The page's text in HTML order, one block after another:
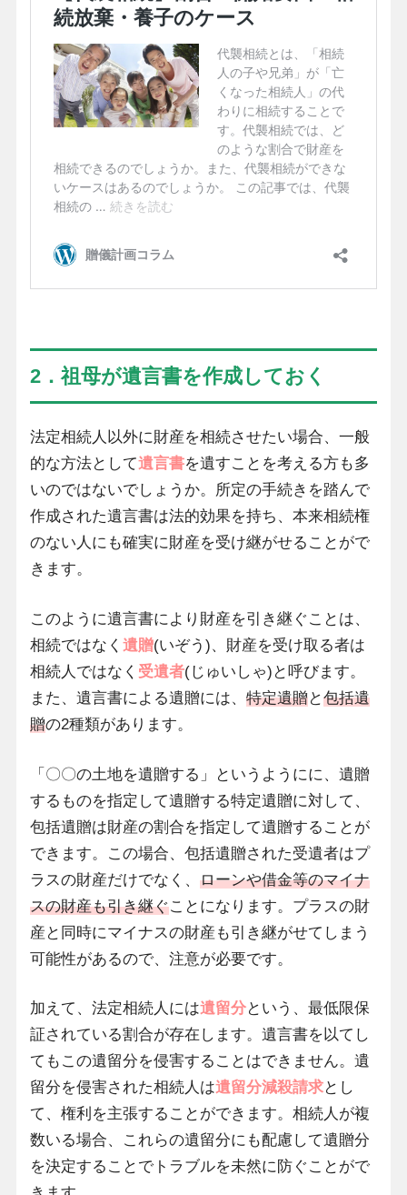
2．祖母が遺言書を作成しておく
法定相続人以外に財産を相続させたい場合、一般
的な方法として遺言書を遺すことを考える方も多
いのではないでしょうか。所定の手続きを踏んで
作成された遺言書は法的効果を持ち、本来相続権
のない人にも確実に財産を受け継がせることがで
きます。
このように遺言書により財産を引き継ぐことは、
相続ではなく 遺贈(いぞう)、財産を受け取る者は
相続人ではなく 受遺者(じゅいしゃ)と呼びます。
また、遺言書による遺贈には、 特定遺贈と包括遺
贈の2種類があります。
「〇〇の土地を遺贈する」というようにに、遺贈
するものを指定して遺贈する特定遺贈に対して、
包括遺贈は財産の割合を指定して遺贈することが
できます。この場合、包括遺贈された受遺者はプ
ラスの財産だけでなく、 ローンや借金等のマイナ
スの財産も引き継ぐことになります。プラスの財
産と同時にマイナスの財産も引き継がせてしまう
可能性があるので、注意が必要です。
加えて、法定相続人には遺留分という、最低限保
証されている割合が存在します。遺言書を以てし
てもこの遺留分を侵害することはできません。遺
留分を侵害された相続人は遺留分減殺請求とし
て、権利を主張することができます。相続人が複
数いる場合、これらの遺留分にも配慮して遺贈分
を決定することでトラブルを未然に防ぐことがで